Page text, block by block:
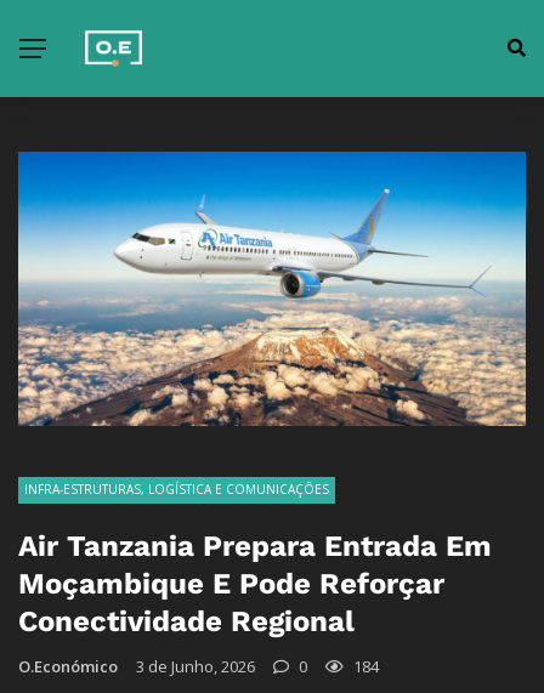
INFRA-ESTRUTURAS, LOGÍSTICA E COMUNICAÇÕES
Air Tanzania Prepara Entrada Em
Moçambique E Pode Reforçar
Conectividade Regional
O.Económico 3 de Junho, 2026 0 184